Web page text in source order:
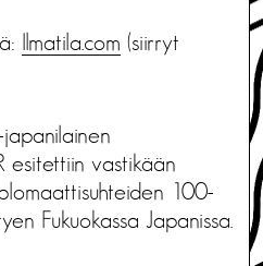
Ilmatila.com (siirryt
japanilainen
esitettiin vastikään
100-
Fukuokassa Japanissa.